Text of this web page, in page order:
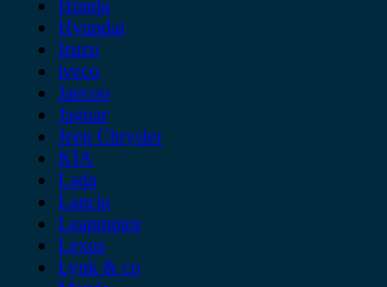
Honda
Hyundai
Isuzu
iveco
Jaecoo
Jaguar
Jeep Chrysler
KIA
Lada
Lancia
Leapmotor
Lexus
Lynk & co